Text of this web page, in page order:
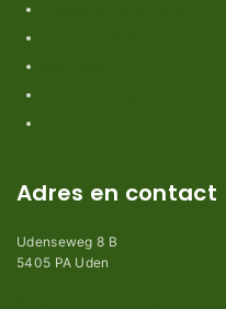
Adres en contact
Udenseweg 8 B
5405 PA Uden